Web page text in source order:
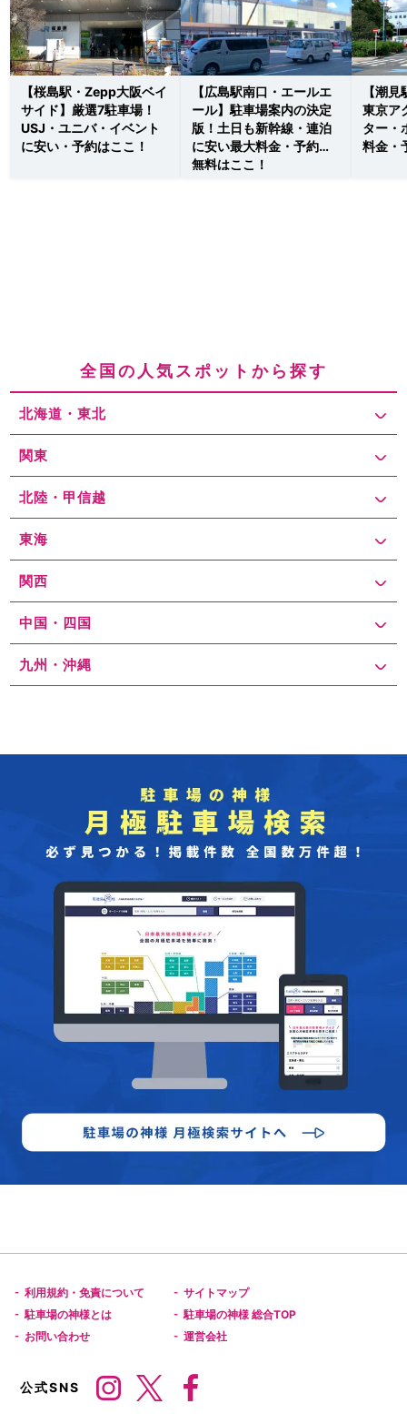
【桜島駅・Zepp大阪ベイ
サイド】厳選7駐車場！
USJ・ユニバ・イベント
に安い・予約はここ！
【広島駅南口・エールエ
ール】駐車場案内の決定
版！土日も新幹線・連泊
に安い最大料金・予約・
無料はここ！
【潮
東京ア
ター・
料金・
全国の人気スポットから探す
北海道・東北
関東
北陸・甲信越
東海
関西
中国・四国
九州・沖縄
- 利用規約・免責について - サイトマップ
- 駐車場の神様とは - 駐車場の神様 総合TOP
- お問い合わせ - 運営会社
公式SNS